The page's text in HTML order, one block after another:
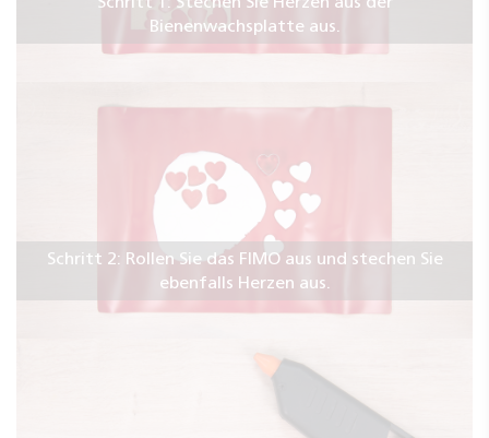
Bienenwachsplatte aus.
Schritt 2: Rollen Sie das FIMO aus und stechen Sie
ebenfalls Herzen aus.